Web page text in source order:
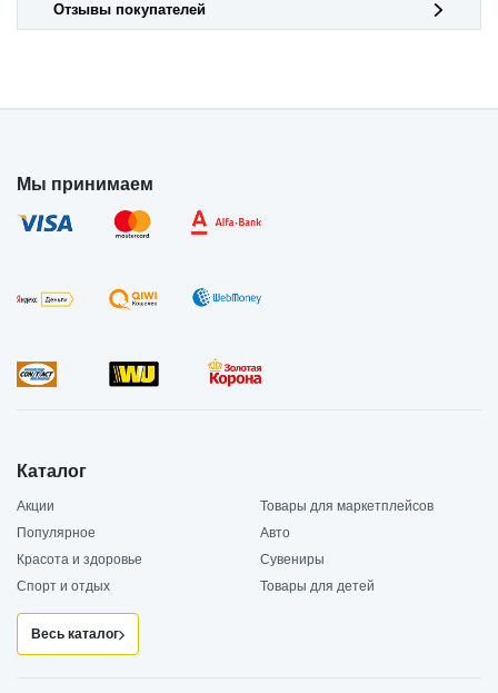
Отзывы покупателей
Мы принимаем
Каталог
Акции
Товары для маркетплейсов
Популярное
Авто
Красота и здоровье
Сувениры
Спорт и отдых
Товары для детей
Весь каталог